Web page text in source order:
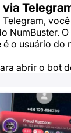
NumBuster.
o usuário do
abrir o bot